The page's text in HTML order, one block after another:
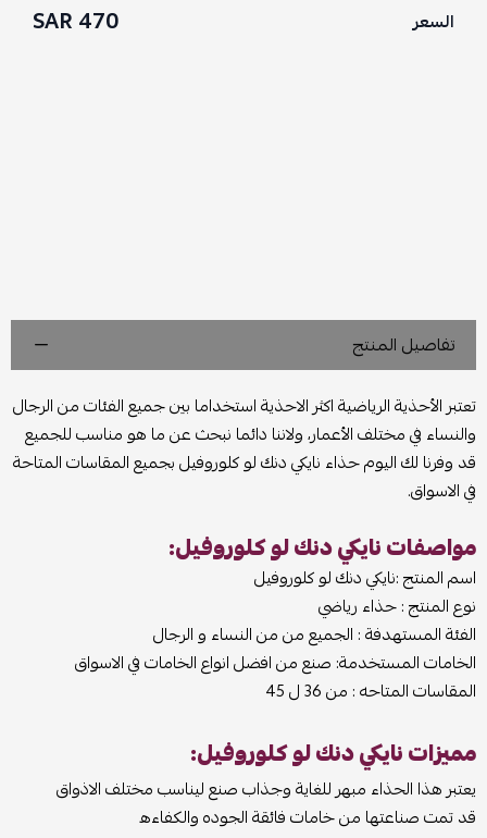
السعر 470 SAR
تفاصيل المنتج
تعتبر الأحذية الرياضية اكثر الاحذية استخداما بين جميع الفئات من الرجال
والنساء في مختلف الأعمار، ولاننا دائما نبحث عن ما هو مناسب للجميع
قد وفرنا لك اليوم حذاء نايكي دنك لو كلوروفيل بجميع المقاسات المتاحة
في الاسواق.
مواصفات نايكي دنك لو كلوروفيل:
اسم المنتج :نايكي دنك لو كلوروفيل
نوع المنتج : حذاء رياضي
الفئة المستهدفة : الجميع من من النساء و الرجال
الخامات المستخدمة: صنع من افضل انواع الخامات في الاسواق
المقاسات المتاحه : من 36 ل 45
مميزات نايكي دنك لو كلوروفيل:
يعتبر هذا الحذاء مبهر للغاية وجذاب صنع ليناسب مختلف الاذواق
قد تمت صناعتها من خامات فائقة الجوده والكفاءه